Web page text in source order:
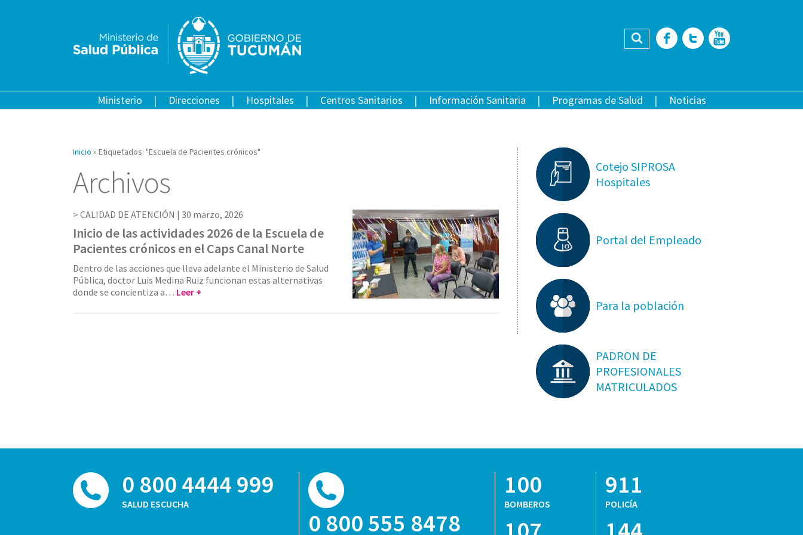
Buscar Facebook
Twitter
Ministerio Direcciones Hospitales Centros Sanitarios Información Sanitaria Programas de Salud Noticias
Inicio » Etiquetados: "Escuela de Pacientes crónicos"
Archivos
CALIDAD DE ATENCIÓN | 30 marzo, 2026
Inicio de las actividades 2026 de la Escuela de
Pacientes crónicos en el Caps Canal Norte
Dentro de las acciones que lleva adelante el Ministerio de Salud
Pública, doctor Luis Medina Ruiz funcionan estas alternativas
donde se concientiza a… Leer +
Cotejo SIPROSA
Hospitales
Portal del Empleado
Para la población
PADRON DE
PROFESIONALES
MATRICULADOS
0 800 4444 999
SALUD ESCUCHA
0 800 555 8478
100
BOMBEROS
911
POLICÍA